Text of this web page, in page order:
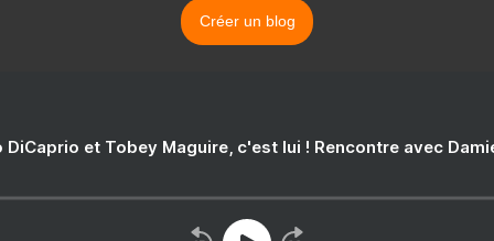
Créer un blog
DiCaprio et Tobey Maguire, c'est lui ! Rencontre avec